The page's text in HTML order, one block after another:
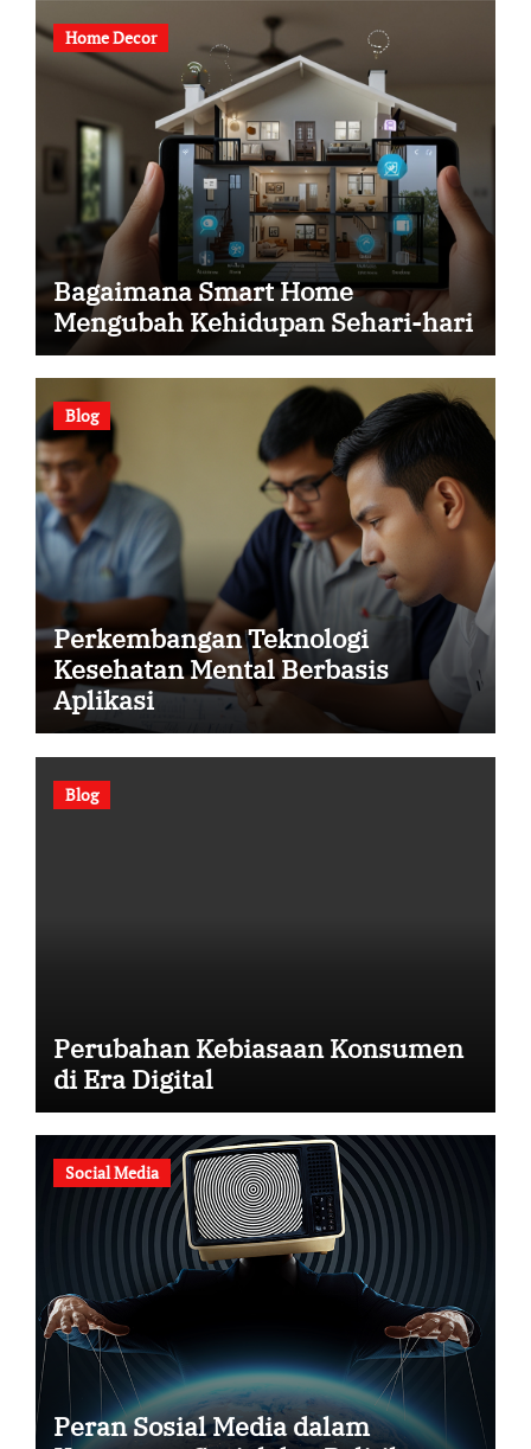
Home Decor
Bagaimana Smart Home
Mengubah Kehidupan Sehari-hari
Blog
Perkembangan Teknologi
Kesehatan Mental Berbasis
Aplikasi
Blog
Perubahan Kebiasaan Konsumen
di Era Digital
Social Media
Peran Sosial Media dalam